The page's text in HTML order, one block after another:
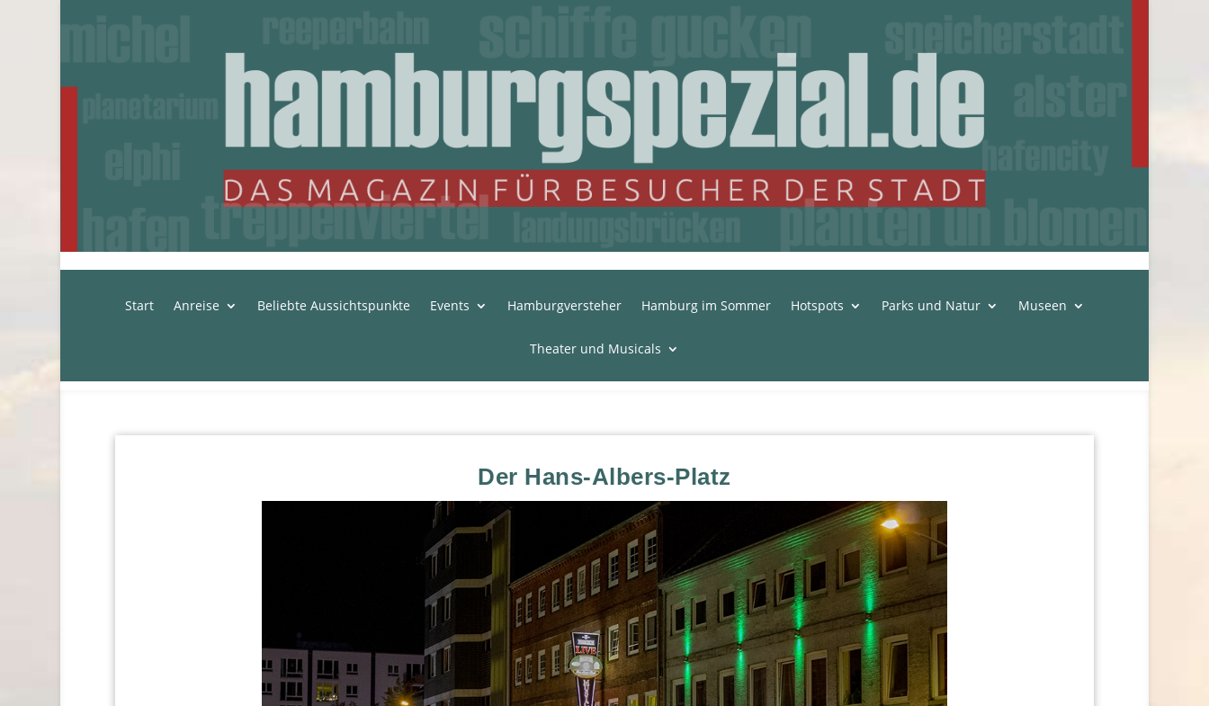
Start Anreise Beliebte Aussichtspunkte Events Hamburgversteher Hamburg im Sommer Hotspots Parks und Natur Museen
Theater und Musicals
Der Hans-Albers-Platz